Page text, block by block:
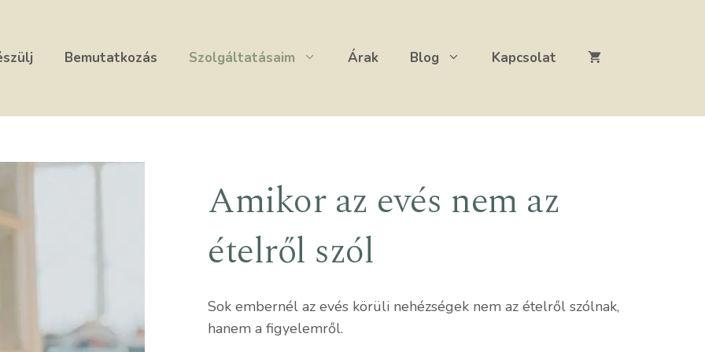
Bemutatkozás Szolgáltatásaim Árak Blog Kapcsolat
Amikor az evés nem az
ételről szól
Sok embernél az evés körüli nehézségek nem az ételről szólnak,
hanem a figyelemről.